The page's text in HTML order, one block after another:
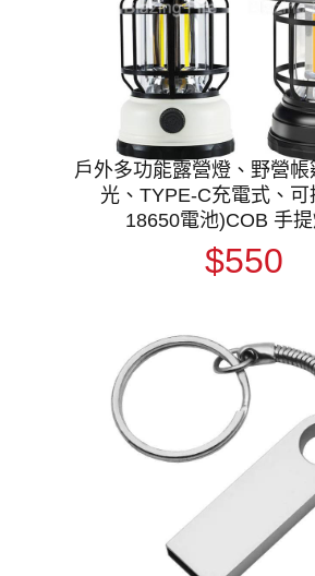
戶外多功能露營燈、野營帳
光、TYPE-C充電式、可
18650電池)COB 手
$550